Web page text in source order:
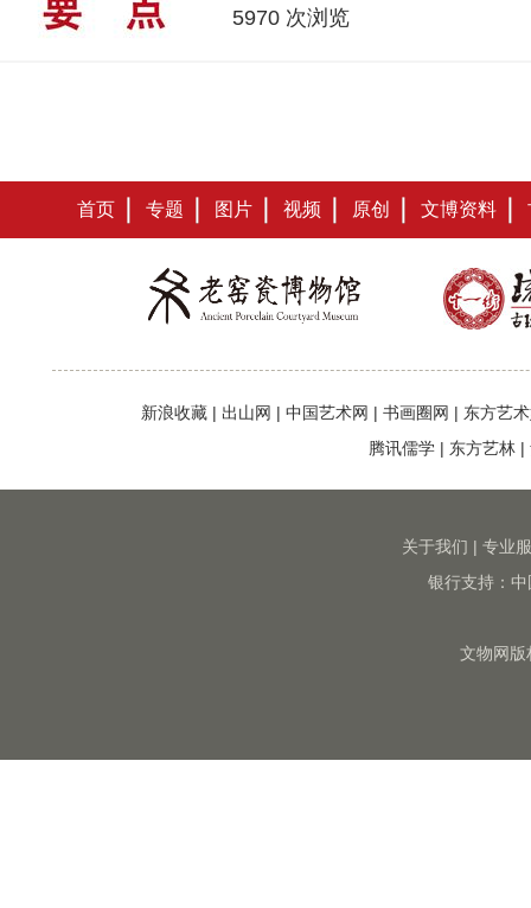
5970 次浏览
首页 专题 图片 视频 原创 文博资料
新浪收藏 | 出山网 | 中国艺术网 | 书画圈网 | 东方艺
腾讯儒学 | 东方艺林 |
关于我们 | 专业
银行支持：
文物网